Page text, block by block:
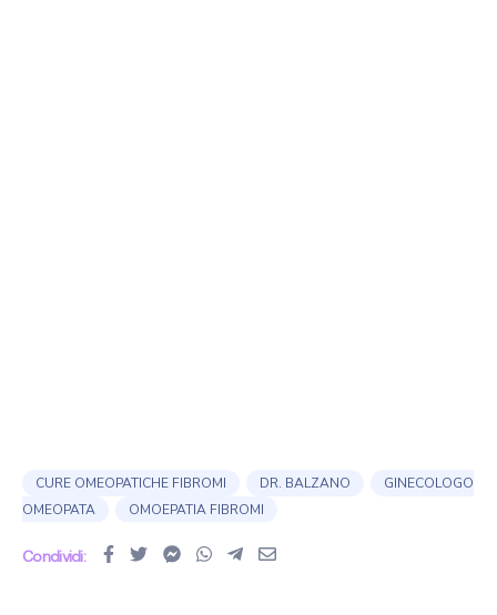
CURE OMEOPATICHE FIBROMI DR. BALZANO
GINECOLOGO
OMEOPATA
OMOEPATIA FIBROMI
Condividi: